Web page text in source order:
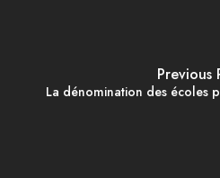
Previous
La dénomination des écoles